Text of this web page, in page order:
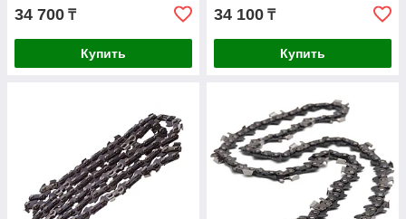
34 700 ₸
Купить
34 100 ₸
Купить